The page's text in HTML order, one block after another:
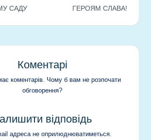
САДУ ГЕРОЯМ СЛАВА!
Коментарі
коментарів. Чому б вам не розпочати
обговорення?
відповідь
адреса не оприлюднюватиметься.